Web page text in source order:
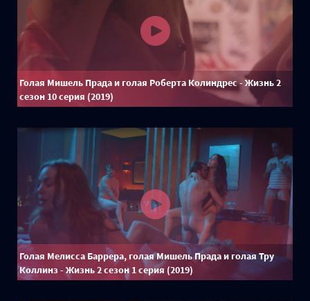
Голая Мишель Прада и голая Роберта Колиндрес - Жизнь 2
сезон 10 серия (2019)
Голая Мелисса Баррера, голая Мишель Прада и голая Тру
Коллинз - Жизнь 2 сезон 1 серия (2019)